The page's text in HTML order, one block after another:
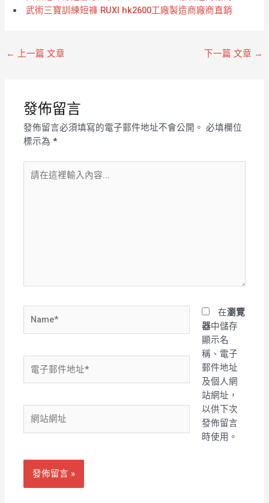
武術三寶訓練短褲 RUXI hk2600工廠製造商廠商直銷
← 上一篇 文章 下一篇 文章 →
發佈留言
發佈留言必須填寫的電子郵件地址不會公開。 必填欄位
標示為*
在
子
件
地
址
站
在瀏覽
器中儲存
顯示名
稱、電子
郵件地址
及個人網
站網址，
以供下次
發佈留言
時使用。